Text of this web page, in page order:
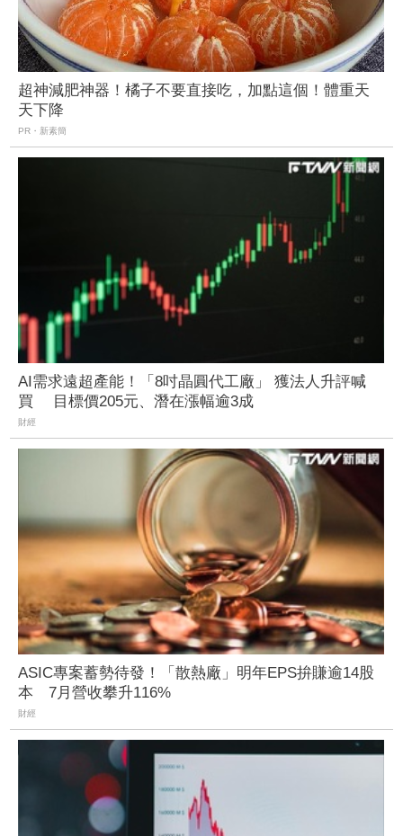
超神減肥神器！橘子不要直接吃，加點這個！體重天
天下降
PR・新素簡
AI需求遠超產能！「8吋晶圓代工廠」 獲法人升評喊
買 目標價205元、潛在漲幅逾3成
財經
ASIC專案蓄勢待發！「散熱廠」明年EPS拚賺逾14股
本 7月營收攀升116%
財經